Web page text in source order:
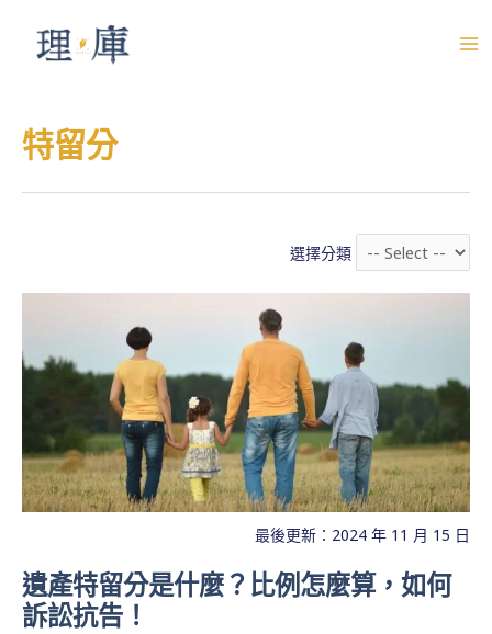
N
M
U
特留分
選擇分類
最後更新：2024 年 11 月 15 日
遺產特留分是什麼？比例怎麼算，如何
訴訟抗告！